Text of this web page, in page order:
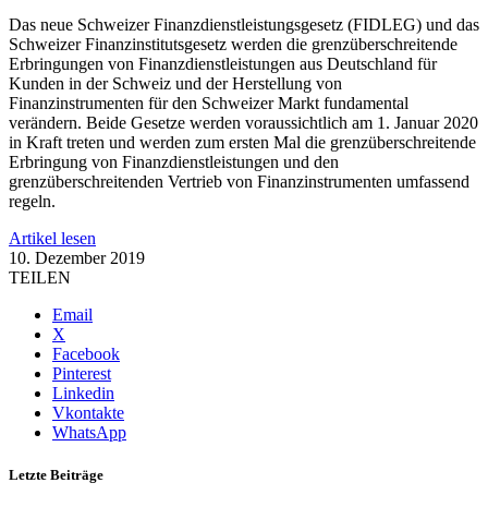
Das neue Schweizer Finanzdienstleistungsgesetz (FIDLEG) und das
Schweizer Finanzinstitutsgesetz werden die grenzüberschreitende
Erbringungen von Finanzdienstleistungen aus Deutschland für
Kunden in der Schweiz und der Herstellung von
Finanzinstrumenten für den Schweizer Markt fundamental
verändern. Beide Gesetze werden voraussichtlich am 1. Januar 2020
in Kraft treten und werden zum ersten Mal die grenzüberschreitende
Erbringung von Finanzdienstleistungen und den
grenzüberschreitenden Vertrieb von Finanzinstrumenten umfassend
regeln.
Artikel lesen
10. Dezember 2019
TEILEN
Email
X
Facebook
Pinterest
Linkedin
Vkontakte
WhatsApp
Letzte Beiträge